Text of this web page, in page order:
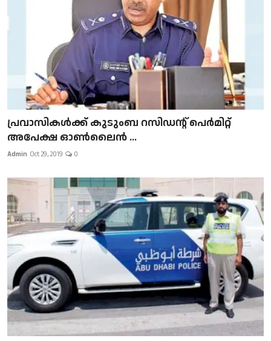
പ്രവാസികള്‍ക്ക് കുടുംബ റസിഡന്റ് പെർമിറ്റ്
അപേക്ഷ ഓൺലൈൻ ...
Admin Oct 29, 2019 0